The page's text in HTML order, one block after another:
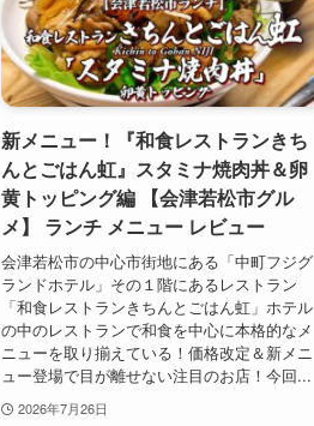
新メニュー！『和食レストランきち
んとごはん虹』スタミナ焼肉丼＆卵
黄トッピング編 【会津若松市グル
メ】 ランチ メニュー レビュー
会津若松市の中心市街地にある「中町フジグ
ランドホテル」その１階にあるレストラン
「和食レストランきちんとごはん虹」ホテル
の中のレストランで和食を中心に本格的なメ
ニューを取り揃えている！価格改定＆新メニ
ュー登場で目が離せない注目のお店！今回...
2026年7月26日